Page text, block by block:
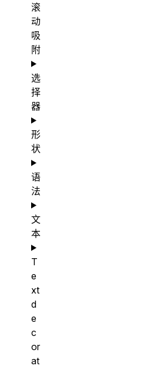
滚
动
吸
附
选
择
器
形
状
语
法
文
本
T
e
xt
d
e
c
or
at